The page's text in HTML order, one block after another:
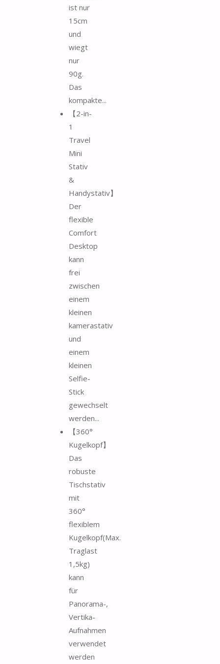
ist nur
15cm
und
wiegt
nur
90g.
Das
kompakte...
【2-in-
1
Travel
Mini
Stativ
&
Handystativ】
Der
flexible
Comfort
Desktop
kann
frei
zwischen
einem
kleinen
kamerastativ
und
einem
kleinen
Selfie-
Stick
gewechselt
werden...
【360°
Kugelkopf】
Das
robuste
Tischstativ
mit
360°
flexiblem
Kugelkopf(Max.
Traglast
1,5kg)
kann
für
Panorama-,
Vertika-
Aufnahmen
verwendet
werden